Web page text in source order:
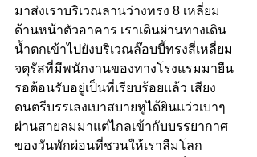
มาส่งเราบริเวณลานว่างทรง 8 เหลี่ยม
ด้านหน้าตัวอาคาร เราเดินผ่านทางเดิน
น้ำตกเข้าไปยังบริเวณล๊อบบี้ทรงสี่เหลี่ยม
จตุรัสที่มีพนักงานของทางโรงแรมมายืน
รอต้อนรับอยู่เป็นที่เรียบร้อยแล้ว เสียง
ดนตรีบรรเลงเบาสบายหูได้ยินแว่วเบาๆ
ผ่านสายลมมาแต่ไกลเข้ากับบรรยากาศ
ของวันพักผ่อนที่ชวนให้เราลืมโลก